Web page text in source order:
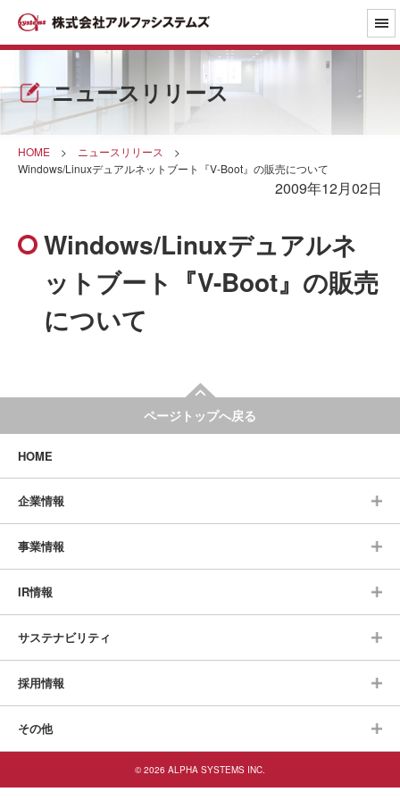
ニュースリリース
HOME > ニュースリリース
>
Windows/Linuxデュアルネットブート『V-Boot』の販売について
2009年12月02日
Windows/Linuxデュアルネ
ットブート『V-Boot』の販売
について
ページトップへ戻る
HOME
企業情報
事業情報
IR情報
サステナビリティ
採用情報
その他
© 2026 ALPHA SYSTEMS INC.